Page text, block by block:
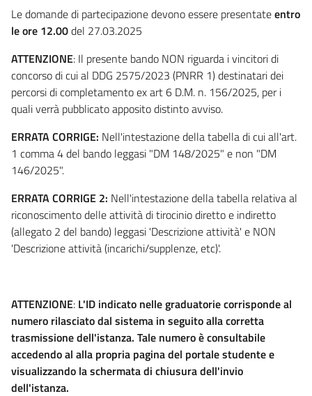
Le domande di partecipazione devono essere presentateentro
le ore 12.00del 27.03.2025
ATTENZIONE: Il presente bando NON riguarda i vincitori di
concorso di cui al DDG 2575/2023 (PNRR 1) destinatari dei
percorsi di completamento ex art 6 D.M. n. 156/2025, per i
quali verrà pubblicato apposito distinto avviso.
ERRATA CORRIGE: Nell'intestazione della tabella di cui all'art.
1 comma 4 del bando leggasi "DM 148/2025" e non "DM
146/2025".
ERRATA CORRIGE 2: Nell'intestazione della tabella relativa al
riconoscimento delle attività di tirocinio diretto e indiretto
(allegato 2 del bando) leggasi 'Descrizione attività' e NON
'Descrizione attività (incarichi/supplenze, etc)'.
ATTENZIONE: L'ID indicato nelle graduatorie corrisponde al
numero rilasciato dal sistema in seguito alla corretta
trasmissione dell'istanza. Tale numero è consultabile
accedendo al alla propria pagina del portale studente e
visualizzando la schermata di chiusura dell'invio
dell'istanza.